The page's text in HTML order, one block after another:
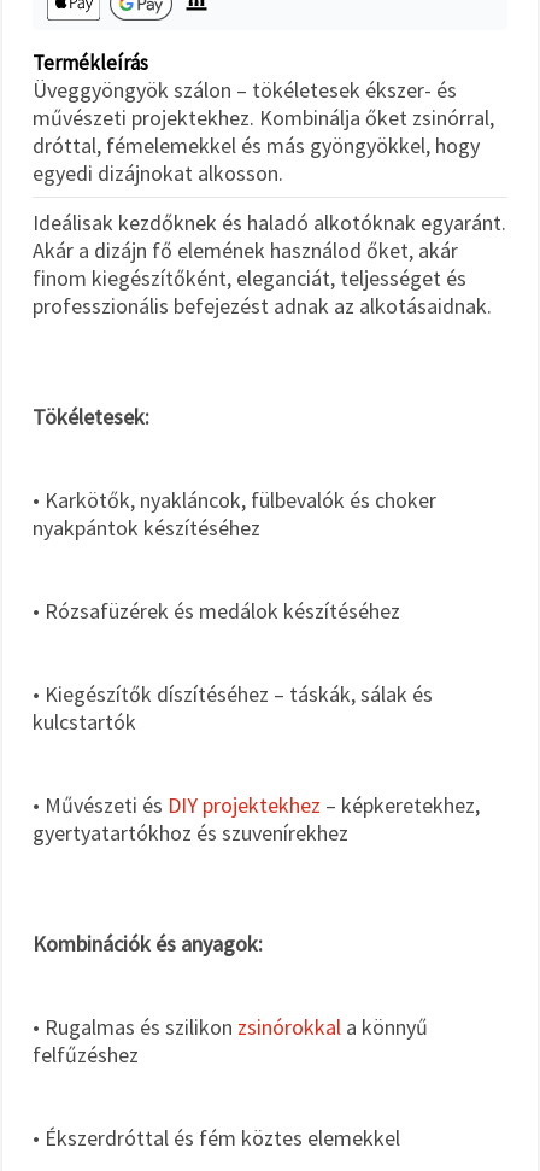
Termékleírás
Üveggyöngyök szálon – tökéletesek ékszer- és
művészeti projektekhez. Kombinálja őket zsinórral,
dróttal, fémelemekkel és más gyöngyökkel, hogy
egyedi dizájnokat alkosson.
Ideálisak kezdőknek és haladó alkotóknak egyaránt.
Akár a dizájn fő elemének használod őket, akár
finom kiegészítőként, eleganciát, teljességet és
professzionális befejezést adnak az alkotásaidnak.
Tökéletesek:
• Karkötők, nyakláncok, fülbevalók és choker
nyakpántok készítéséhez
• Rózsafüzérek és medálok készítéséhez
• Kiegészítők díszítéséhez – táskák, sálak és
kulcstartók
• Művészeti és DIY projektekhez – képkeretekhez,
gyertyatartókhoz és szuvenírekhez
Kombinációk és anyagok:
• Rugalmas és szilikon zsinórokkal a könnyű
felfűzéshez
• Ékszerdróttal és fém köztes elemekkel